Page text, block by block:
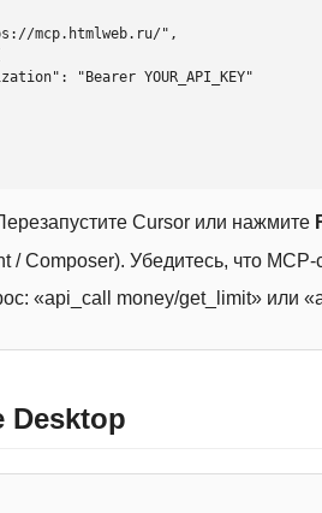
Cursor или нажмите
/ Composer). Убедитесь, что MCP-
«api_call money/get_limit» или